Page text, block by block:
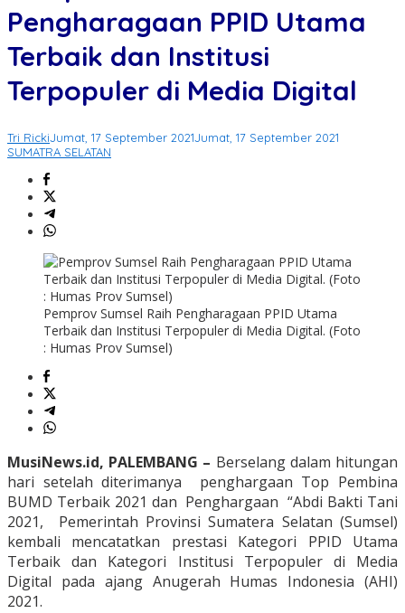
Pengharagaan PPID Utama
Terbaik dan Institusi
Terpopuler di Media Digital
Tri RickiJumat, 17 September 2021Jumat, 17 September 2021
SUMATRA SELATAN
Pemprov Sumsel Raih Pengharagaan PPID Utama
Terbaik dan Institusi Terpopuler di Media Digital. (Foto
: Humas Prov Sumsel)
MusiNews.id, PALEMBANG – Berselang dalam hitungan
hari setelah diterimanya penghargaan Top Pembina
BUMD Terbaik 2021 dan Penghargaan “Abdi Bakti Tani
2021, Pemerintah Provinsi Sumatera Selatan (Sumsel)
kembali mencatatkan prestasi Kategori PPID Utama
Terbaik dan Kategori Institusi Terpopuler di Media
Digital pada ajang Anugerah Humas Indonesia (AHI)
2021.